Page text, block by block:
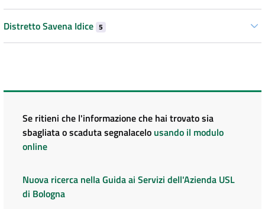
Distretto Savena Idice 5
Se ritieni che l'informazione che hai trovato sia
sbagliata o scaduta segnalacelo usando il modulo
online
Nuova ricerca nella Guida ai Servizi dell'Azienda USL
di Bologna